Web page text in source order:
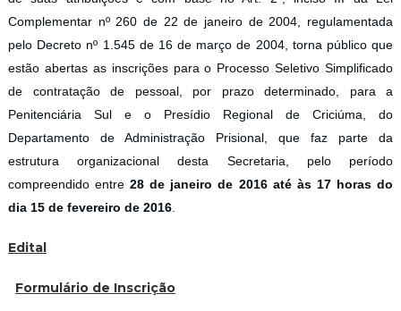
Complementar nº 260 de 22 de janeiro de 2004, regulamentada
pelo Decreto nº 1.545 de 16 de março de 2004, torna público que
estão abertas as inscrições para o Processo Seletivo Simplificado
de contratação de pessoal, por prazo determinado, para a
Penitenciária Sul e o Presídio Regional de Criciúma, do
Departamento de Administração Prisional, que faz parte da
estrutura organizacional desta Secretaria, pelo período
compreendido entre28 de janeiro de 2016 até às 17 horas do
dia 15 de fevereiro de 2016
Edital
Formulário de Inscrição